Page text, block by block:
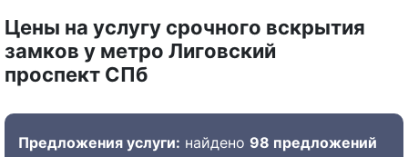
Цены на услугу срочного вскрытия
замков у метро Лиговский
проспект СПб
Предложения услуги: найдено 98 предложений